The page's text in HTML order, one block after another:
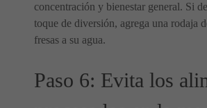
concentración y bienestar general. Si
toque de diversión, agrega una rodaja
fresas a su agua.
Paso 6: Evita los